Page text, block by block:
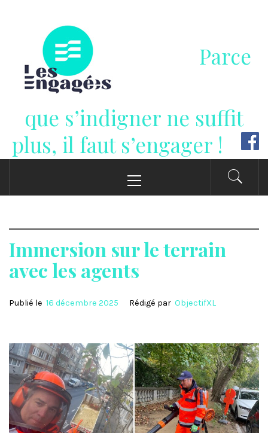
contenu
Parce
que s’indigner ne suffit
plus, il faut s’engager !
principal
Immersion sur le terrain
avec les agents
Publié le 16 décembre 2025 Rédigé par ObjectifXL